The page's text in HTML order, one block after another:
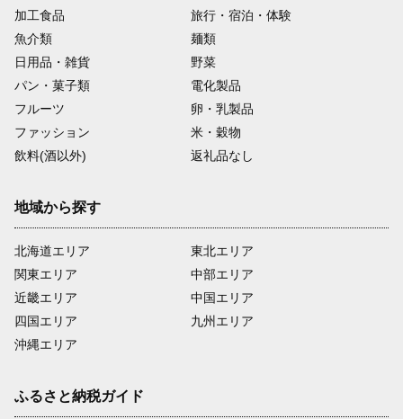
加工食品
旅行・宿泊・体験
魚介類
麺類
日用品・雑貨
野菜
パン・菓子類
電化製品
フルーツ
卵・乳製品
ファッション
米・穀物
飲料(酒以外)
返礼品なし
地域から探す
北海道エリア
関東エリア
近畿エリア
四国エリア
沖縄エリア
東北エリア
中部エリア
中国エリア
九州エリア
ふるさと納税ガイド